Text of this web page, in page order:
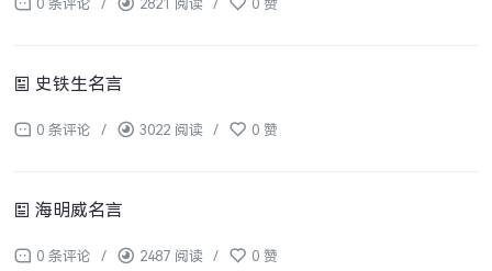
0 条评论 / 2821 阅读 / 0 赞
史铁生名言
0 条评论 / 3022 阅读 / 0 赞
海明威名言
0 条评论 / 2487 阅读 / 0 赞